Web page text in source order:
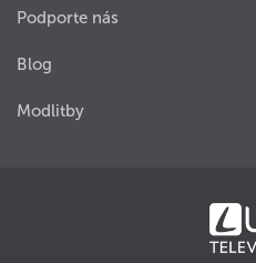
Podporte nás
Blog
Modlitby